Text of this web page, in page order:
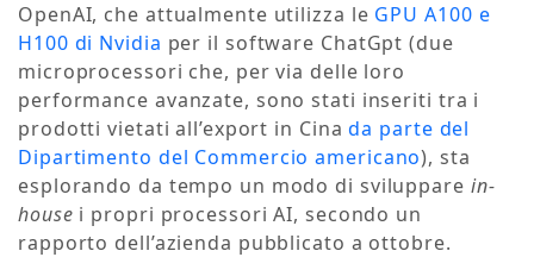
OpenAI, che attualmente utilizza le GPU A100 e
H100 di Nvidia per il software ChatGpt (due
microprocessori che, per via delle loro
performance avanzate, sono stati inseriti tra i
prodotti vietati all’export in Cinada parte del
Dipartimento del Commercio americano), sta
esplorando da tempo un modo di sviluppare in-
house i propri processori AI, secondo un
rapporto dell’azienda pubblicato a ottobre.